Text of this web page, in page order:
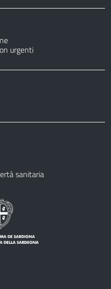
urgenti
sanitaria